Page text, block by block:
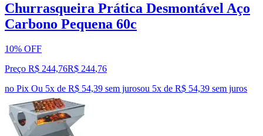
Churrasqueira Prática Desmontável Aço
Carbono Pequena 60c
10% OFF
Preço R$ 244,76R$ 244,76
no Pix Ou 5x de R$ 54,39 sem jurosou 5x de R$ 54,39 sem juros